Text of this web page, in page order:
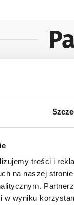
treści i
na naszej
wyniku
Naklejki